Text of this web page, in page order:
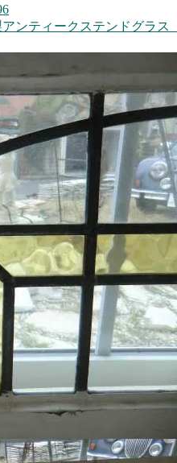
アンティークステンドグラス